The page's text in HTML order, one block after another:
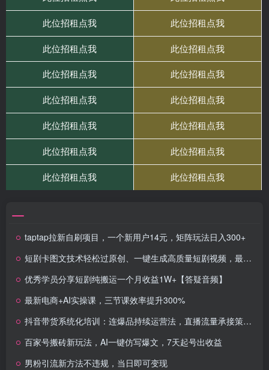
taptap拉新自刷项目，一个新用户14元，矩阵玩法日入300+
短剧卡图文技术轻松过原创、一键生成高质量短剧视频，最适合小白上手的干货技术
优秀学员分享短剧纯搬运一个月收益1W+【答疑音频】
最新电商+AI实操课，三节课效率提升300%
抖音带货系统化培训：连爆品持续运营法，直播流量承接策略，违规避坑全集
百家号搬砖新玩法，AI一键仿写爆文，7天起号出收益
男粉引流新方法不违规，当日即可变现